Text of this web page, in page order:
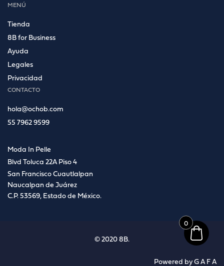
MENÚ
Tienda
8B for Business
Ayuda
Legales
Privacidad
CONTACTO
hola@ochob.com
55 7962 9599
Moda In Pelle
Blvd Toluca 22A Piso 4
San Francisco Cuautlalpan
Naucalpan de Juárez
C.P. 53569, Estado de México.
© 2020 8B.
Powered byG A F A
0